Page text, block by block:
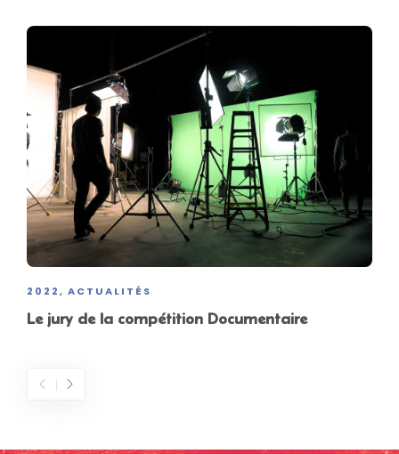
2022 , ACTUALITÉS
Le jury de la compétition Documentaire